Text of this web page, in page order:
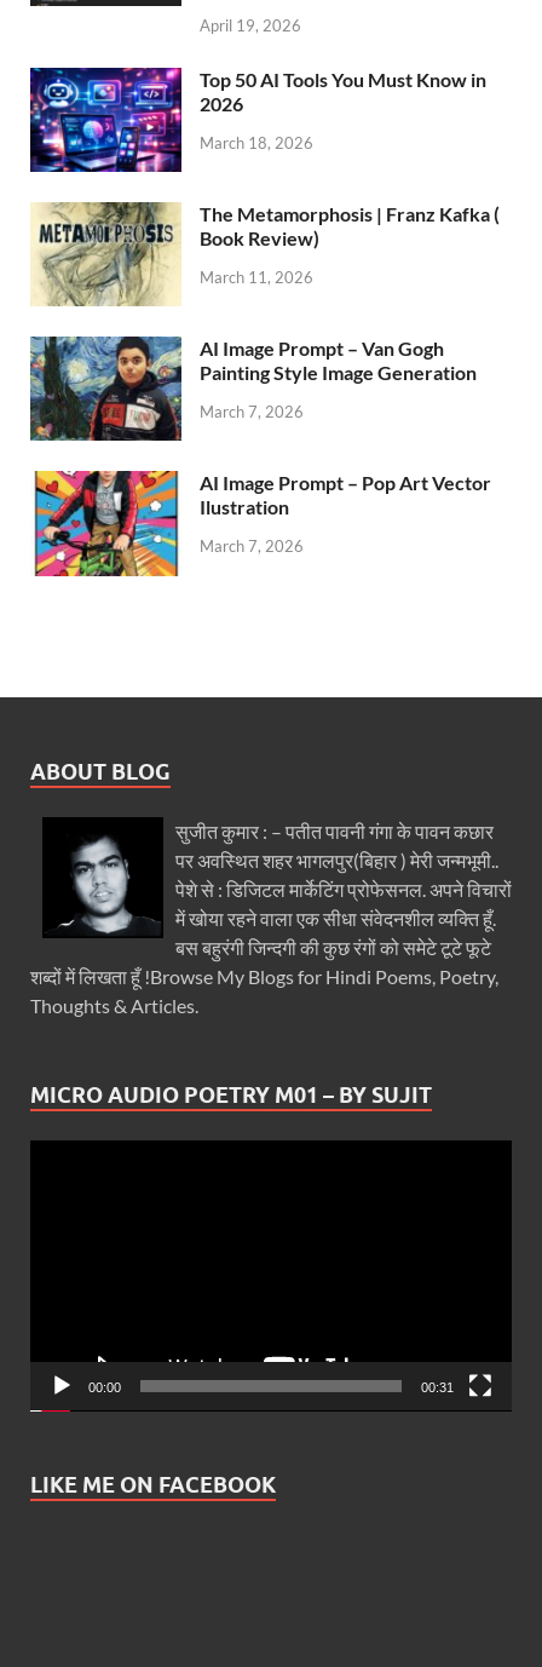
April 19, 2026
Top 50 AI Tools You Must Know in
2026
March 18, 2026
The Metamorphosis | Franz Kafka (
Book Review)
March 11, 2026
AI Image Prompt – Van Gogh
Painting Style Image Generation
March 7, 2026
AI Image Prompt – Pop Art Vector
Ilustration
March 7, 2026
ABOUT BLOG
सुजीत कुमार : – पतीत पावनी गंगा के पावन कछार
पर अवस्थित शहर भागलपुर(बिहार ) मेरी जन्मभूमी..
पेशे से : डिजिटल मार्केटिंग प्रोफेसनल. अपने विचारों
में खोया रहने वाला एक सीधा संवेदनशील व्यक्ति हूँ.
बस बहुरंगी जिन्दगी की कुछ रंगों को समेटे टूटे फूटे
शब्दों में लिखता हूँ !Browse My Blogs for Hindi Poems, Poetry,
Thoughts & Articles.
MICRO AUDIO POETRY M01 – BY SUJIT
00:00 00:31
LIKE ME ON FACEBOOK